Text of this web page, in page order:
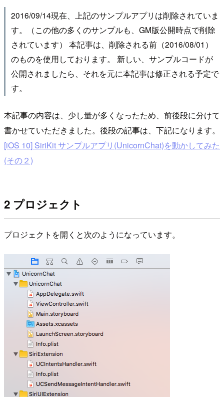
2016/09/14現在、上記のサンプルアプリは削除されていま
す。（この他の多くのサンプルも、GM版公開時点で削除
されています） 本記事は、削除される前（2016/08/01）
のものを使用しております。 新しい、サンプルコードが
公開されましたら、それを元に本記事は修正される予定で
す。
本記事の内容は、少し量が多くなったため、前後段に分けて
書かせていただきました。後段の記事は、下記になります。
[iOS 10] SiriKit サンプルアプリ(UnicornChat)を動かしてみた
(その２)
2 プロジェクト
プロジェクトを開くと次のようになっています。